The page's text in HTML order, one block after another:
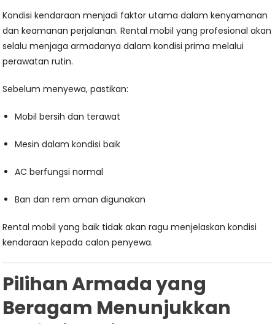
Kondisi kendaraan menjadi faktor utama dalam kenyamanan
dan keamanan perjalanan. Rental mobil yang profesional akan
selalu menjaga armadanya dalam kondisi prima melalui
perawatan rutin.
Sebelum menyewa, pastikan:
Mobil bersih dan terawat
Mesin dalam kondisi baik
AC berfungsi normal
Ban dan rem aman digunakan
Rental mobil yang baik tidak akan ragu menjelaskan kondisi
kendaraan kepada calon penyewa.
Pilihan Armada yang
Beragam Menunjukkan